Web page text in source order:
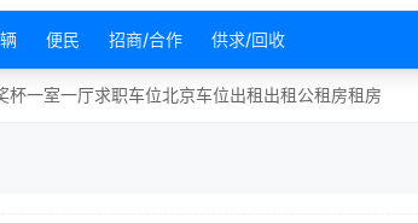
便民 招商/合作 供求/回收
杯一室一厅求职车位北京车位出租出租公租房租房